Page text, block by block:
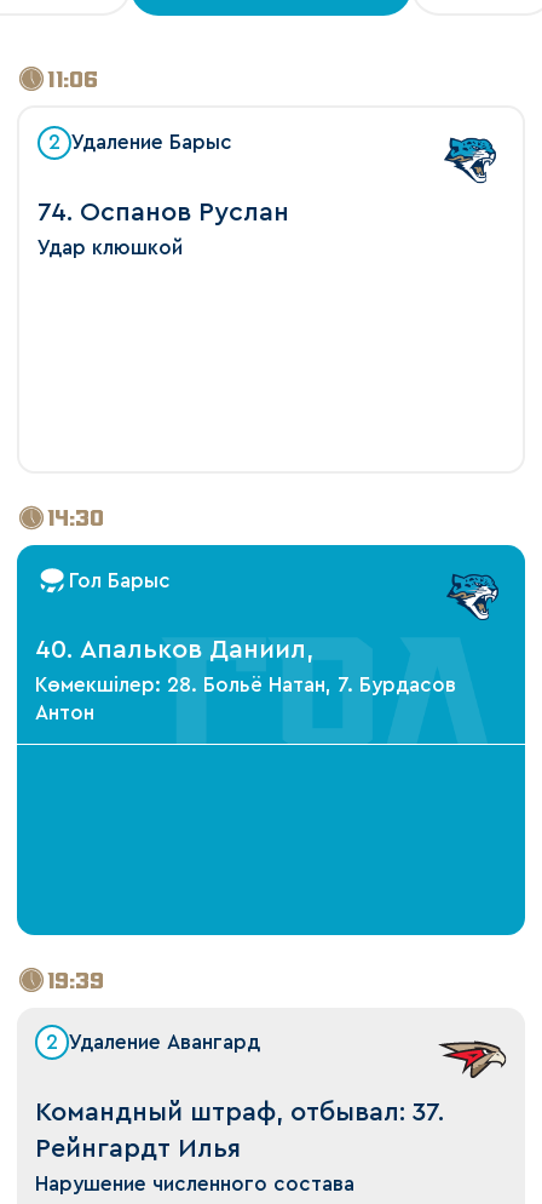
11:06
2 Удаление Барыс
74. Оспанов Руслан
Удар клюшкой
14:30
Гол Барыс
40. Апальков Даниил,
Көмекшілер: 28. Больё Натан, 7. Бурдасов
Антон
19:39
2 Удаление Авангард
Командный штраф, отбывал: 37.
Рейнгардт Илья
Нарушение численного состава